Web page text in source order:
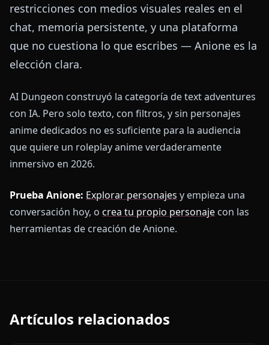
restricciones con medios visuales reales en el
chat, memoria persistente, y una plataforma
que no cuestiona lo que escribes — Anione es la
elección clara.
AI Dungeon construyó la categoría de text adventures
con IA. Pero solo texto, con filtros, y sin personajes
anime dedicados no es suficiente para la audiencia
que quiere un roleplay anime verdaderamente
inmersivo en 2026.
Prueba Anione: Explorar personajes y empieza una
conversación hoy, o crea tu propio personaje con las
herramientas de creación de Anione.
Artículos relacionados